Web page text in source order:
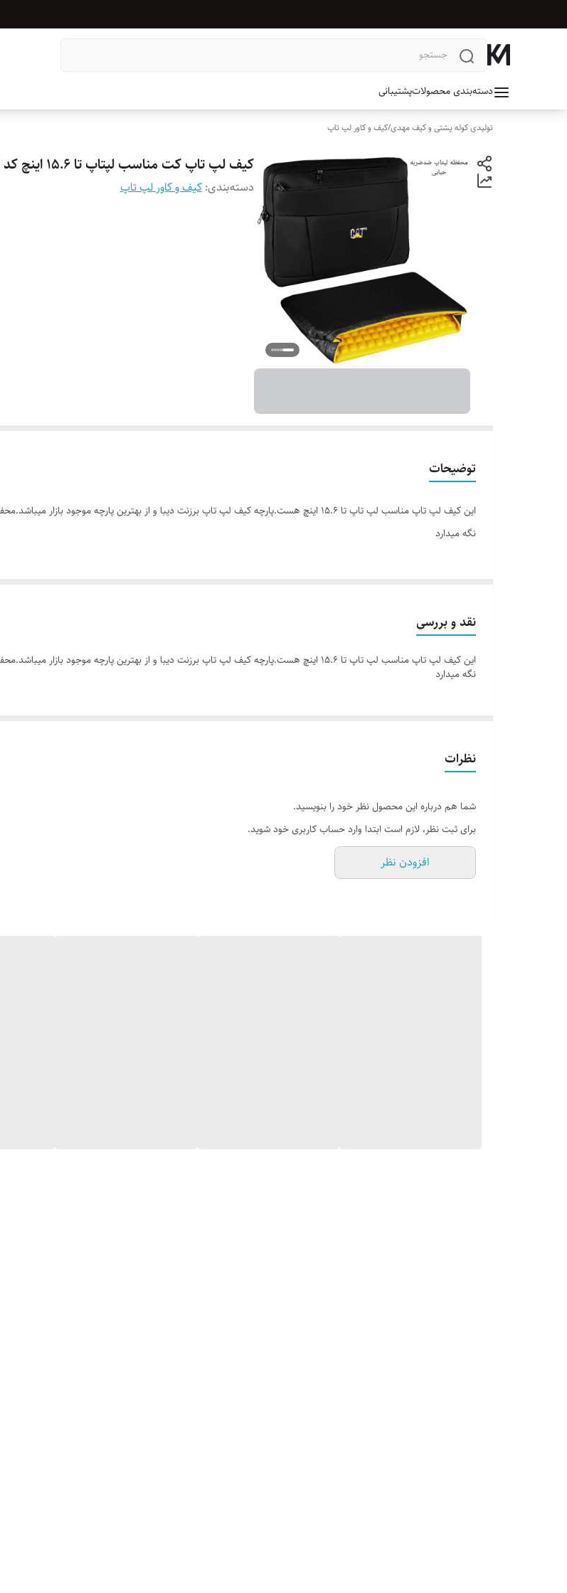
دسته‌بندی محصولاتپشتیبانی
تولیدی کوله پشتی و کیف مهدی/کیف و کاور لپ تاپ
کیف لپ تاپ کت مناسب لپتاپ تا ۱۵.۶ اینچ کد ۵۷
دسته‌بندی: کیف و کاور لپ تاپ
توضیحات
این کیف لپ تاپ مناسب لپ تاپ‌ تا ۱۵.۶ اینچ هست.پارچه کیف لپ تاپ برزنت دیبا و از بهترین پارچه
نگه میدارد
نقد و بررسی
این کیف لپ تاپ مناسب لپ تاپ‌ تا ۱۵.۶ اینچ هست.پارچه کیف لپ تاپ برزنت دیبا و از بهترین پارچه
نگه میدارد
نظرات
شما هم درباره این محصول نظر خود را بنویسید.
برای ثبت نظر، لازم است ابتدا وارد حساب کاربری خود شوید.
افزودن نظر